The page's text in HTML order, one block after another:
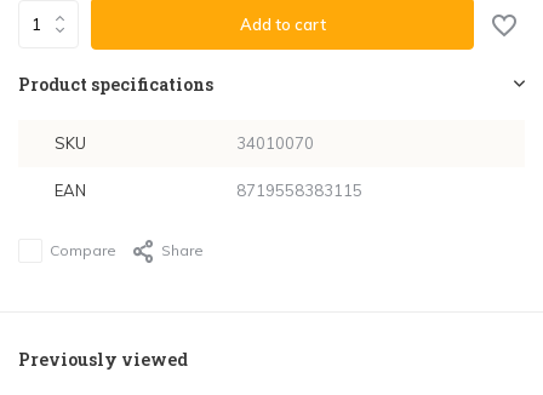
Add to cart
Product specifications
SKU 34010070
EAN 8719558383115
Compare Share
Previously viewed